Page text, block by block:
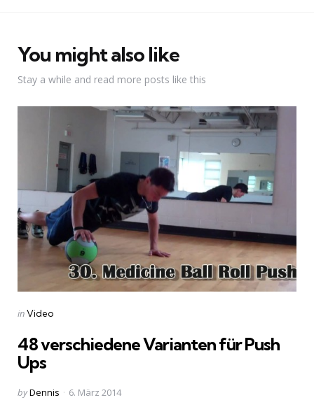
You might also like
Stay a while and read more posts like this
Categories
Posted
inVideo
48 verschiedene Varianten für Push
Ups
Posted
byDennis 6. März 2014